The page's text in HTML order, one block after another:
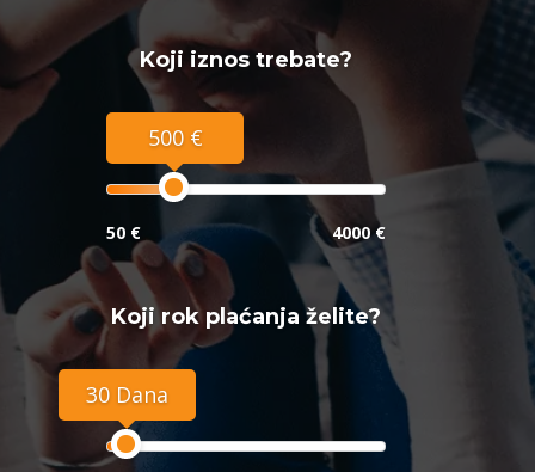
Koji iznos trebate?
500 €
50 € 4000 €
Koji rok plaćanja želite?
30 Dana